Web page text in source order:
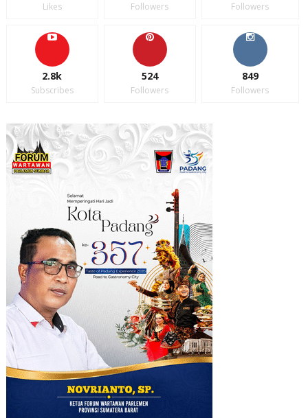
Likes Followers Followers
2.8k
Subscribes
524
Followers
849
Followers